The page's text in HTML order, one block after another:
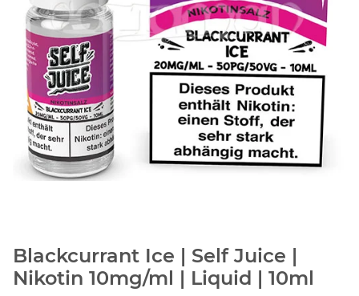
Blackcurrant Ice | Self Juice |
Nikotin 10mg/ml | Liquid | 10ml